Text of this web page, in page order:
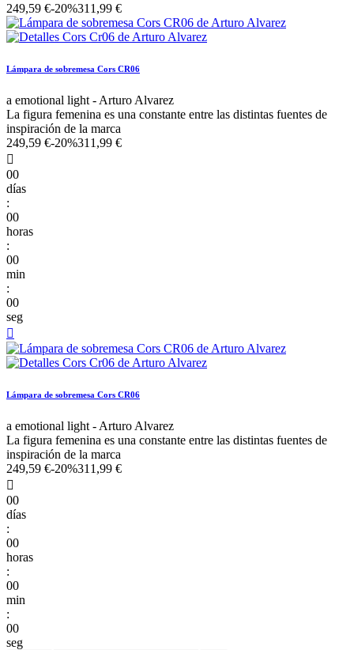
249,59 €-20%311,99 €
Lámpara de sobremesa Cors CR06
a emotional light - Arturo Alvarez
La figura femenina es una constante entre las distintas fuentes de
inspiración de la marca
249,59 €-20%311,99 €

00
días
:
00
horas
:
00
min
:
00
seg

Lámpara de sobremesa Cors CR06
a emotional light - Arturo Alvarez
La figura femenina es una constante entre las distintas fuentes de
inspiración de la marca
249,59 €-20%311,99 €

00
días
:
00
horas
:
00
min
:
00
seg